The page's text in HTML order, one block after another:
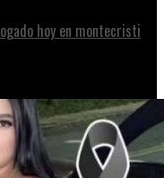
hoy en montecristi